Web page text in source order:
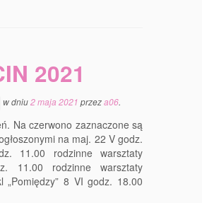
2021
w dniu2 maja 2021 przeza06.
Na czerwono zaznaczone są
na maj. 22 V godz.
11.00 rodzinne warsztaty
11.00 rodzinne warsztaty
„Pomiędzy” 8 VI godz. 18.00